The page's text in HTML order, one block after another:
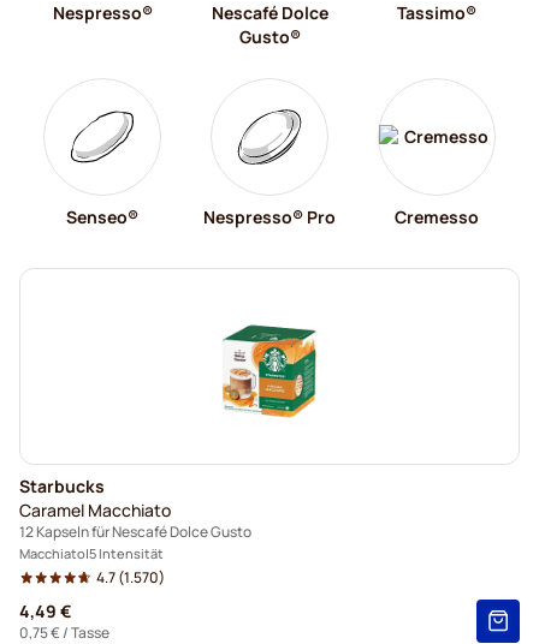
Nespresso®
Nescafé Dolce
Gusto®
Tassimo®
Senseo® Nespresso® Pro Cremesso
Starbucks
Caramel Macchiato
12 Kapseln für Nescafé Dolce Gusto
Macchiato 5 Intensität
4.7(1.570)
4,49 €
0,75 €/ Tasse